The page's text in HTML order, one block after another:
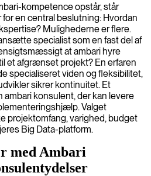
kompetence opstår, står
en central beslutning: Hvordan
Mulighederne er flere.
specialist som en fast del af
at ambari hyre
et afgrænset projekt? En erfaren
specialiseret viden og fleksibilitet,
sikrer kontinuitet. Et
ambari konsulent, der kan levere
Valget
projektomfang, varighed, budget
Big Data-platform.
med Ambari